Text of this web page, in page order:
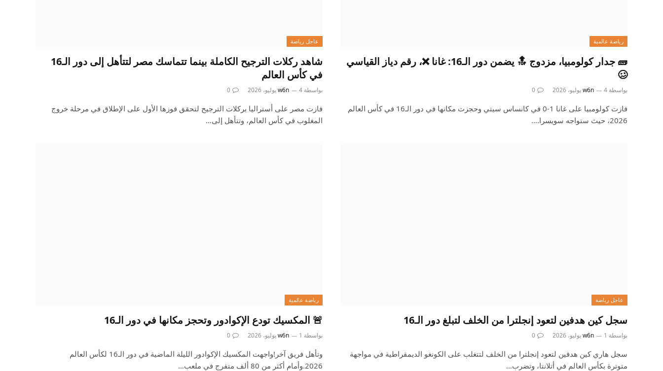
رياضة عالمية
🧱 جدار كولومبيا، مزدوج 🔝 يضمن دور الـ16: غانا ❌، رقم دياز القياسي
🥴
بواسطة w6n 4 يوليو، 2026 0
فازت كولومبيا على غانا 1-0 في كانساس سيتي وحجزت مكانها في دور الـ16 في كأس العالم
2026، حيث ستواجه سويسرا.…
عاجل رياضة
شاهد ركلات الترجيح الكاملة بينما تتماسك مصر لتتأهل إلى دور الـ16
في كأس العالم
بواسطة w6n 4 يوليو، 2026 0
فازت مصر على أستراليا بركلات الترجيح لتحقق فوزها الأول على الإطلاق في مرحلة خروج
المغلوب في كأس العالم، وتتأهل إلى…
عاجل رياضة
سجل كين هدفين لتعود إنجلترا من الخلف لتبلغ دور الـ16
بواسطة w6n 1 يوليو، 2026 0
سجل هاري كين هدفين لتعود إنجلترا من الخلف لتتغلب على الكونغو الديمقراطية في مواجهة
متوترة بكأس العالم في أتلانتا، وتضرب…
رياضة عالمية
🚨 المكسيك تودع الإكوادور وتحجز مكانها في دور الـ16
بواسطة w6n 1 يوليو، 2026 0
وتأهل فريق آخر!واجهت المكسيك الإكوادور الليلة الماضية في دور الـ16 لكأس العالم
2026.وأمام أكثر من 80 ألف متفرج في ملعب…